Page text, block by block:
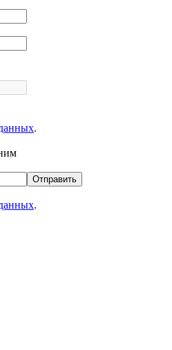
.
Отправить
.